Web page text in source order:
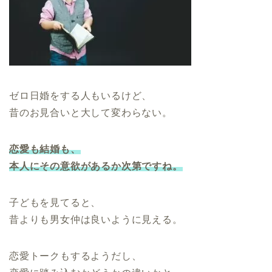
ゼロ日婚をする人もいるけど、
昔のお見合いと大して変わらない。
恋愛も結婚も、
本人にその意欲があるか次第ですね。
子どもを見てると、
昔よりも男女仲は良いように見える。
恋愛トークもするようだし、